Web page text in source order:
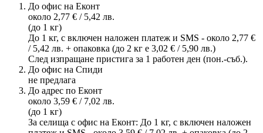
До офис на Еконт
около 2,77 € / 5,42 лв.
(до 1 кг)
До 1 кг, с включен наложен платеж и SMS - около 2,77 €
/ 5,42 лв. + опаковка (до 2 кг е 3,02 € / 5,90 лв.)
След изпращане пристига за 1 работен ден (пон.-съб.).
До офис на Спиди
не предлага
До адрес по Еконт
около 3,59 € / 7,02 лв.
(до 1 кг)
За селища с офис на Еконт: До 1 кг, с включен наложен